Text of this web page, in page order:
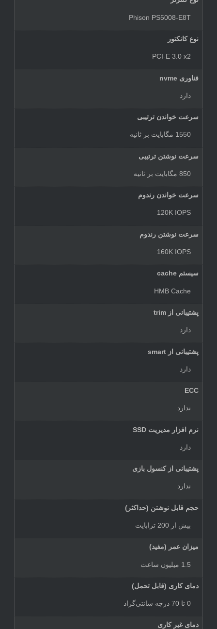
Phison PS5008-E8T
نوع کانکتور
PCI-E 3.0 x2
فناوری nvme
دارد
سرعت خواندن ترتیبی
1550 مگابایت بر ثانیه
سرعت نوشتن ترتیبی
850 مگابایت بر ثانیه
سرعت خواندن رندوم
120K IOPS
سرعت نوشتن رندوم
160K IOPS
سیستم cache
HMB Cache
پشتیبانی از trim
دارد
پشتیبانی از smart
دارد
ECC
ندارد
نرم افزار مدیریت SSD
دارد
پشتیبانی از کنسول بازی
ندارد
حجم قابل نوشتن (حداکثر)
بیش از 200 ترابایت
میزان عمر (مفید)
1.5 میلیون ساعت
دمای کاری (قابل تحمل)
0 تا 70 درجه سانتی‌گراد
دمای غیر کاری